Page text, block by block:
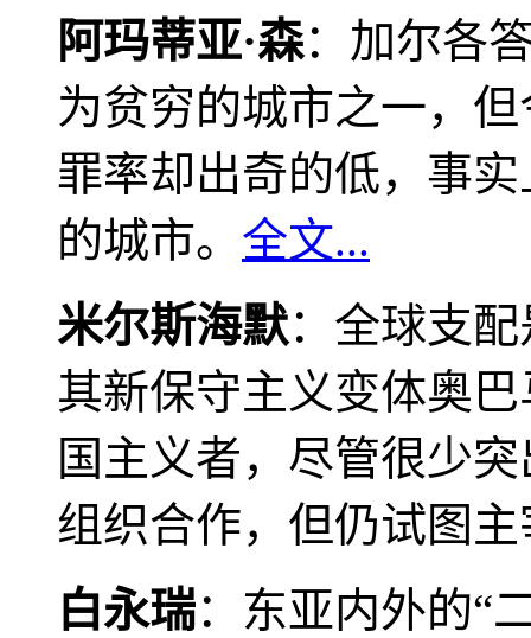
阿玛蒂亚·森：加尔各
为贫穷的城市之一，
罪率却出奇的低，事
的城市。 全文...
米尔斯海默：全球支
其新保守主义变体奥
国主义者，尽管很少
组织合作，但仍试图
白永瑞：东亚内外的“